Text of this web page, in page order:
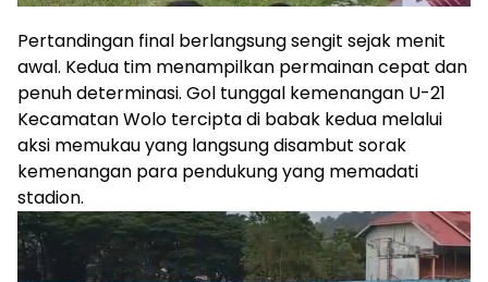
Pertandingan final berlangsung sengit sejak menit
awal. Kedua tim menampilkan permainan cepat dan
penuh determinasi. Gol tunggal kemenangan U-21
Kecamatan Wolo tercipta di babak kedua melalui
aksi memukau yang langsung disambut sorak
kemenangan para pendukung yang memadati
stadion.